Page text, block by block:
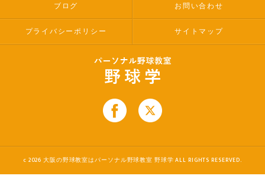
ブログ お問い合わせ
プライバシーポリシー サイトマップ
c 2026 大阪の野球教室はパーソナル野球教室 野球学 ALL RIGHTS RESERVED.